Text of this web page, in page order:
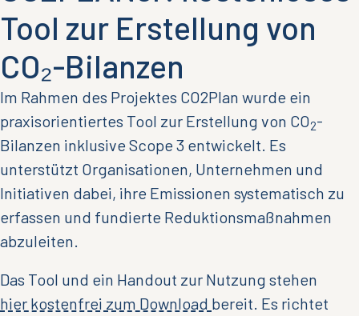
Tool zur Erstellung von
CO₂-Bilanzen
Im Rahmen des Projektes CO2Plan wurde ein
praxisorientiertes Tool zur Erstellung von CO2-
Bilanzen inklusive Scope 3 entwickelt. Es
unterstützt Organisationen, Unternehmen und
Initiativen dabei, ihre Emissionen systematisch zu
erfassen und fundierte Reduktionsmaßnahmen
abzuleiten.
Das Tool und ein Handout zur Nutzung stehen
hier kostenfrei zum Download bereit. Es richtet